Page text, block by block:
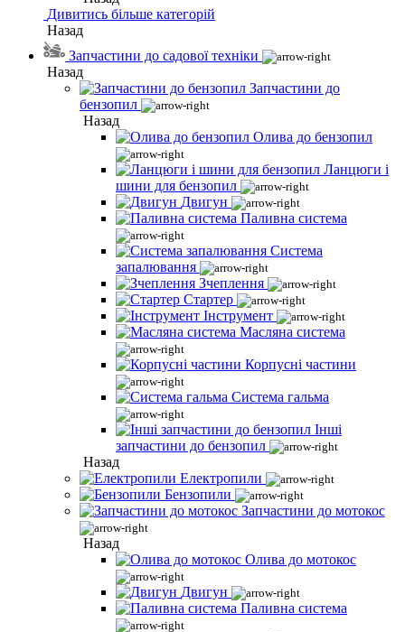
Дивитись більше категорій
Назад
Запчастини до садової техніки
Назад
Запчастини до
бензопил
Назад
Олива до бензопил
Ланцюги і
шини для бензопил
Двигун
Паливна система
Система
запалювання
Зчеплення
Стартер
Інструмент
Масляна система
Корпусні частини
Система гальма
Інші
запчастини до бензопил
Назад
Електропили
Бензопили
Запчастини до мотокос
Назад
Олива до мотокос
Двигун
Паливна система